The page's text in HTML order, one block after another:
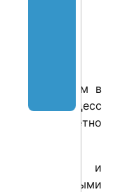
SAP
в
начал процесс
конкретно
(21%) и
явными